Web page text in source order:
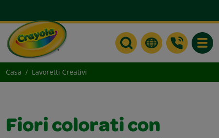
Casa Lavoretti Creativi
Fiori colorati con